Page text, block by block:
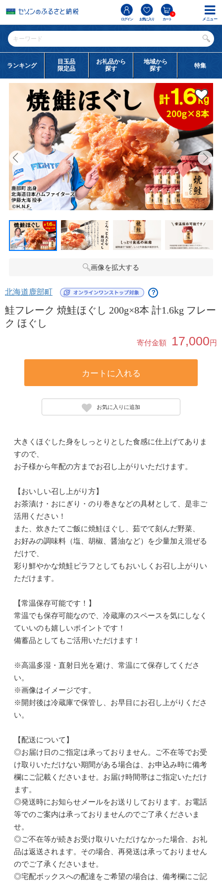
ログイン お気に入り カート
0
ランキング
目玉品
限定品
お礼品から
探す
地域から
探す
特集
画像を拡大する
北海道鹿部町 ？
鮭フレーク 焼鮭ほぐし 200g×8本 計1.6kg フレー
ク ほぐし
寄付金額 17,000円
カートに入れる
お気に入りに追加
大きくほぐした身をしっとりとした食感に仕上げてありま
すので、
お子様から年配の方までお召し上がりいただけます。
【おいしい召し上がり方】
お茶漬け・おにぎり・のり巻きなどの具材として、是非ご
活用ください！
また、炊きたてご飯に焼鮭ほぐし、茹でて刻んだ野菜、
お好みの調味料（塩、胡椒、醤油など）を少量加え混ぜる
だけで、
彩り鮮やかな焼鮭ピラフとしてもおいしくお召し上がりい
ただけます。
【常温保存可能です！】
常温でも保存可能なので、冷蔵庫のスペースを気にしなく
ていいのも嬉しいポイントです！
備蓄品としてもご活用いただけます！
※高温多湿・直射日光を避け、常温にて保存してくださ
い。
※画像はイメージです。
※開封後は冷蔵庫で保管し、お早目にお召し上がりくださ
い。
【配送について】
◎お届け日のご指定は承っておりません。ご不在等でお受
け取りいただけない期間がある場合は、お申込み時に備考
欄にご記載くださいませ。お届け時間帯はご指定いただけ
ます。
◎発送時にお知らせメールをお送りしております。お電話
等でのご案内は承っておりませんのでご了承くださいま
せ。
◎ご不在等が続きお受け取りいただけなかった場合、お礼
品は返送されます。その場合、再発送は承っておりません
のでご了承くださいませ。
◎宅配ボックスへの配達をご希望の場合は、備考欄にご記
メニュー